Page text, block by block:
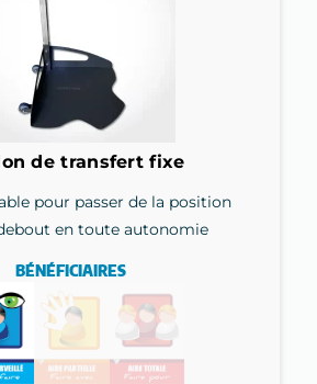
de transfert fixe
pour passer de la position
en toute autonomie
BÉNÉFICIAIRES